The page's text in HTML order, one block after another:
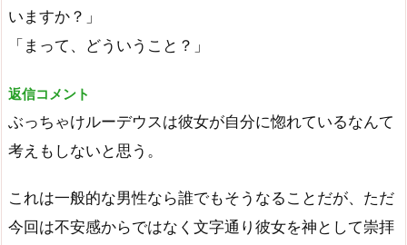
いますか？」
「まって、どういうこと？」
返信コメント
ぶっちゃけルーデウスは彼女が自分に惚れているなんて
考えもしないと思う。
これは一般的な男性なら誰でもそうなることだが、ただ
今回は不安感からではなく文字通り彼女を神として崇拝